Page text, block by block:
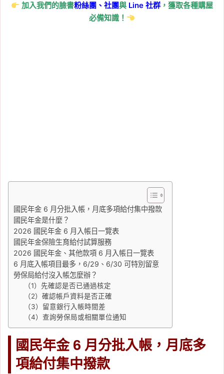
加入我們的臉書粉絲團、社團與 Line社群 ，獲取各種購屋
必備知識！
國民年金 6 月分批入帳，月底多項給付集中撥款
國民年金是什麼？
2026 國民年金 6 月入帳日一覽表
國民年金保險生育給付試算服務
2026 國民年金、其他款項 6 月入帳日一覽表
6 月底入帳項目最多，6/29、6/30 可特別留意
勞保局給付沒入帳怎麼辦？
（1）先確認是否已通過核定
（2）確認帳戶資料是否正確
（3）留意銀行入帳時間差
（4）查詢勞保局或相關單位通知
國民年金 6 月分批入帳，月底多
項給付集中撥款